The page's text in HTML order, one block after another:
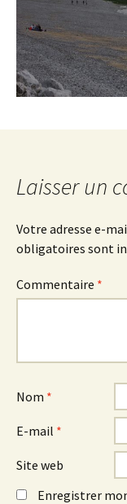
Laisser un
Votre adresse e-
obligatoires sont
Commentaire *
Nom *
E-mail *
Site web
Enregistrer